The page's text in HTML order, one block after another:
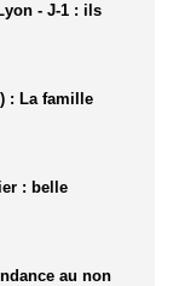
- J-1 : ils
: La famille
: belle
au non